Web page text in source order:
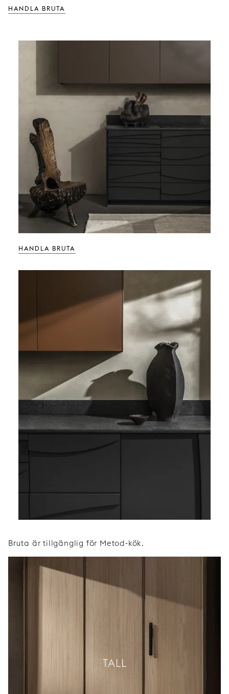
HANDLA BRUTA
HANDLA BRUTA
Bruta är tillgänglig för Metod-kök.
TALL